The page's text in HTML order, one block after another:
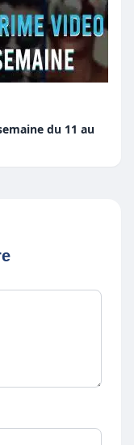
du 11 au